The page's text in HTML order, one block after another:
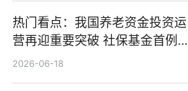
热门看点：我国养老资金投资运
营再迎重要突破 社保基金首例期
货账户完成开立
2026-06-18